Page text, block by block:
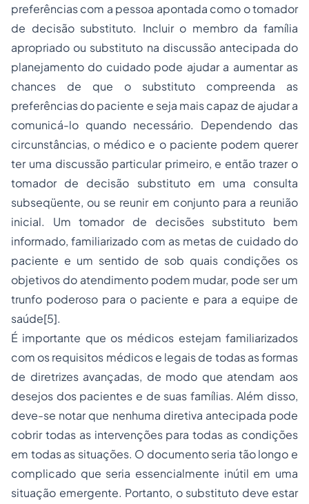
preferências com a pessoa apontada como o tomador
de decisão substituto. Incluir o membro da família
apropriado ou substituto na discussão antecipada do
planejamento do cuidado pode ajudar a aumentar as
chances de que o substituto compreenda as
preferências do paciente e seja mais capaz de ajudar a
comunicá-lo quando necessário. Dependendo das
circunstâncias, o médico e o paciente podem querer
ter uma discussão particular primeiro, e então trazer o
tomador de decisão substituto em uma consulta
subseqüente, ou se reunir em conjunto para a reunião
inicial. Um tomador de decisões substituto bem
informado, familiarizado com as metas de cuidado do
paciente e um sentido de sob quais condições os
objetivos do atendimento podem mudar, pode ser um
trunfo poderoso para o paciente e para a equipe de
saúde[5].
É importante que os médicos estejam familiarizados
com os requisitos médicos e legais de todas as formas
de diretrizes avançadas, de modo que atendam aos
desejos dos pacientes e de suas famílias. Além disso,
deve-se notar que nenhuma diretiva antecipada pode
cobrir todas as intervenções para todas as condições
em todas as situações. O documento seria tão longo e
complicado que seria essencialmente inútil em uma
situação emergente. Portanto, o substituto deve estar